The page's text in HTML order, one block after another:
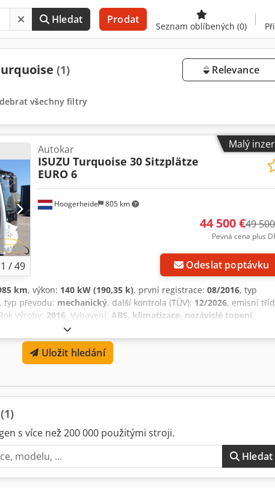
Hledat Prodat
Seznam oblíbených (0)
(1) Relevance
všechny filtry
Malý
1 /49
Hoogerheide 805 km
Autokar
ISUZU Turquoise 30 Sitzplätze
EURO 6
44 500 €49
Pevná cena plus
Odeslat poptávku
km, výkon: 140 kW (190,35 k), první registrace: 08/2016, typ
, typ převodu: mechanický, další kontrola (TÜV): 12/2026, emisní
výroby: 2016, Vybavení: ABS, klimatizace, nezávislé topení,
Uložit hledání
(1)
s více než 200 000 použitými stroji.
Hledat